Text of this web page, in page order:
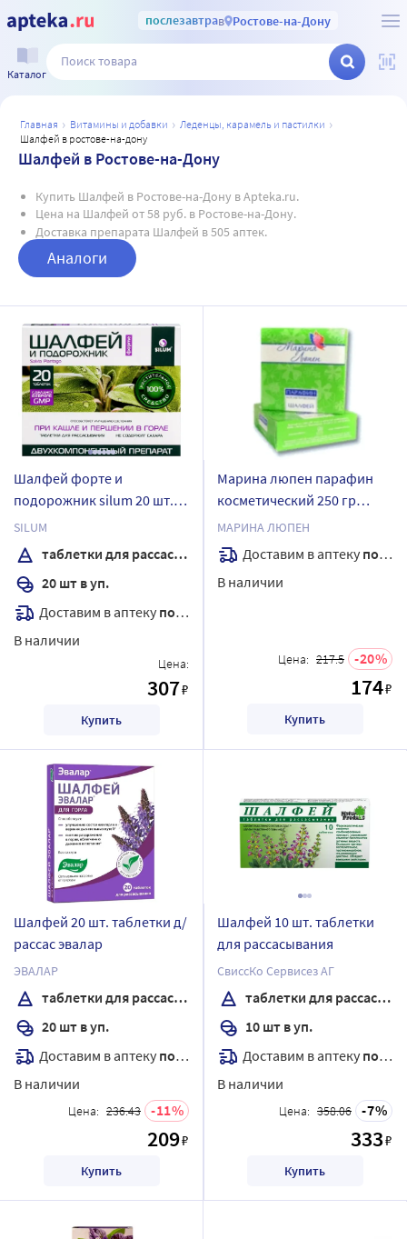
послезавтрав Ростове-на-Дону
Каталог
главная витамины и добавки
леденцы, карамель и пастилки
шалфей в ростове-на-дону
Шалфей в Ростове-на-Дону
Купить Шалфей в Ростове-на-Дону в Apteka.ru.
Цена на Шалфей от 58 руб. в Ростове-на-Дону.
Доставка препарата Шалфей в 505 аптек.
Аналоги
Шалфей форте и
подорожник silum 20 шт.
таблетки для
рассасывания
SILUM
таблетки для рассасывания
20 шт в уп.
Доставим в аптеку послезавтра
В наличии
Цена:
307₽
Купить
Марина люпен парафин
косметический 250 гр
шалфей
МАРИНА ЛЮПЕН
Доставим в аптеку послезавтра
В наличии
Цена: 217.5 20
174₽
Купить
Шалфей 20 шт. таблетки д/
рассас эвалар
ЭВАЛАР
таблетки для рассасывания
20 шт в уп.
Доставим в аптеку послезавтра
В наличии
Цена: 236.43 11
209₽
Купить
Шалфей 10 шт. таблетки
для рассасывания
СвиссКо Сервисез АГ
таблетки для рассасывания
10 шт в уп.
Доставим в аптеку послезавтра
В наличии
Цена: 358.06 7
333₽
Купить